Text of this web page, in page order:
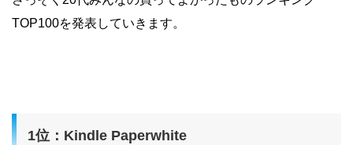
TOP100を発表していきます。
1位：Kindle Paperwhite